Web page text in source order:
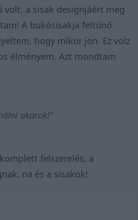
volt, a sisak designjáért meg
A bukósisakja feltűnő
hogy mikor jön. Ez volz
élményem. Azt mondtam
akarok!”
felszerelés, a
na és a sisakok!